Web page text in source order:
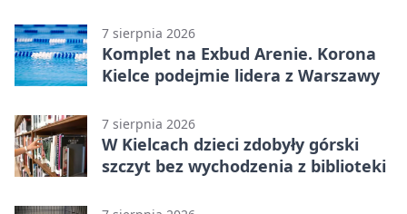
7 sierpnia 2026
Komplet na Exbud Arenie. Korona
Kielce podejmie lidera z Warszawy
7 sierpnia 2026
W Kielcach dzieci zdobyły górski
szczyt bez wychodzenia z biblioteki